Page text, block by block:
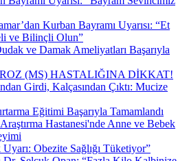
Kurban Bayramı Uyarısı: “Et
ve Bilinçli Olun”
ve Damak Ameliyatları Başarıyla
(MS) HASTALIĞINA DİKKAT!
Girdi, Kalçasından Çıktı: Mucize
Eğitimi Başarıyla Tamamlandı
Hastanesi'nde Anne ve Bebek
Obezite Sağlığı Tüketiyor”